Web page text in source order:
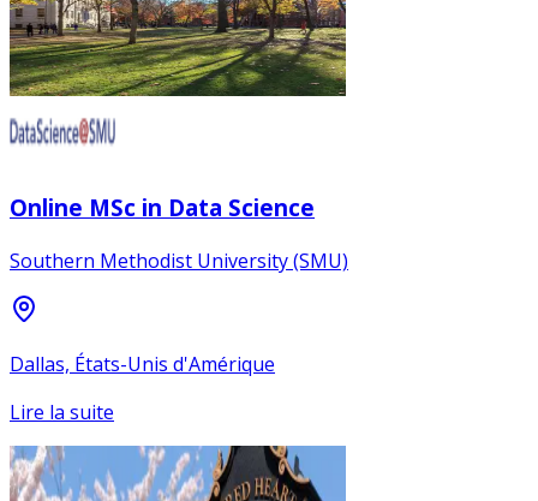
Online MSc in Data Science
Southern Methodist University (SMU)
Dallas, États-Unis d'Amérique
Lire la suite